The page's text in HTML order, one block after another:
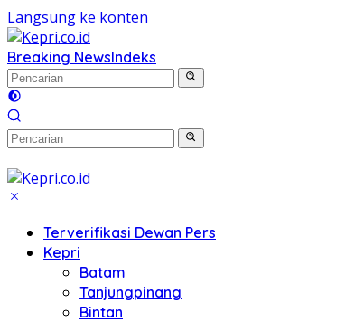
Langsung ke konten
Breaking NewsIndeks
Terverifikasi Dewan Pers
Kepri
Batam
Tanjungpinang
Bintan